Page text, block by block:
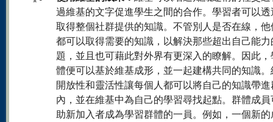
過維基的文字促進學生之間的合作。學習者可以
取得整個社群提供的知識。不管別人是否在線，
都可以取得需要的知識，以解決那些超出自己能力
題，並且也可藉此對外界有更深入的瞭解。因此
體便可以基於維基成形，並一起建構共同的知識
開放性和靈活性讓每個人都可以將自己的知識帶進
內，並在維基中為自己的學習尋找起點。群體成
助新加入者成為學習群體的一員。例如，一個新